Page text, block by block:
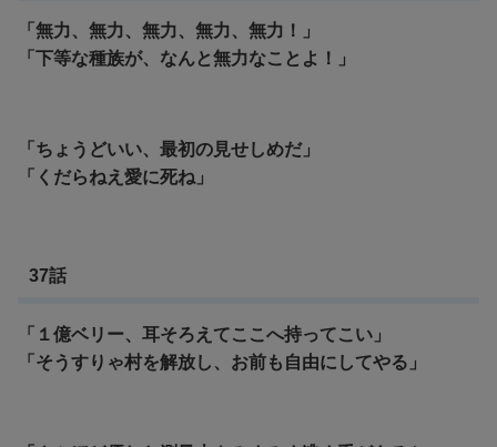
「無力、無力、無力、無力、無力！」
「下等な種族が、なんと無力なことよ！」
「ちょうどいい、最初の見せしめだ」
「くだらねえ愛に死ね」
37話
「１億ベリー、耳そろえてここへ持ってこい」
「そうすりゃ村を解放し、お前も自由にしてやる」